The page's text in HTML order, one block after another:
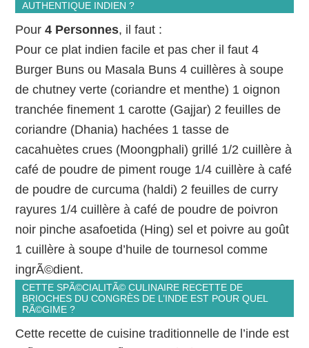
AUTHENTIQUE INDIEN ?
Pour4 Personnes, il faut :
Pour ce plat indien facile et pas cher il faut 4
Burger Buns ou Masala Buns 4 cuillères à soupe
de chutney verte (coriandre et menthe) 1 oignon
tranchée finement 1 carotte (Gajjar) 2 feuilles de
coriandre (Dhania) hachées 1 tasse de
cacahuètes crues (Moongphali) grillé 1/2 cuillère à
café de poudre de piment rouge 1/4 cuillère à café
de poudre de curcuma (haldi) 2 feuilles de curry
rayures 1/4 cuillère à café de poudre de poivron
noir pinche asafoetida (Hing) sel et poivre au goût
1 cuillère à soupe d’huile de tournesol comme
ingrÃ©dient.
CETTE SPÃ©CIALITÃ© CULINAIRE RECETTE DE
BRIOCHES DU CONGRÈS DE L’INDE EST POUR QUEL
RÃ©GIME ?
Cette recette de cuisine traditionnelle de l’inde est